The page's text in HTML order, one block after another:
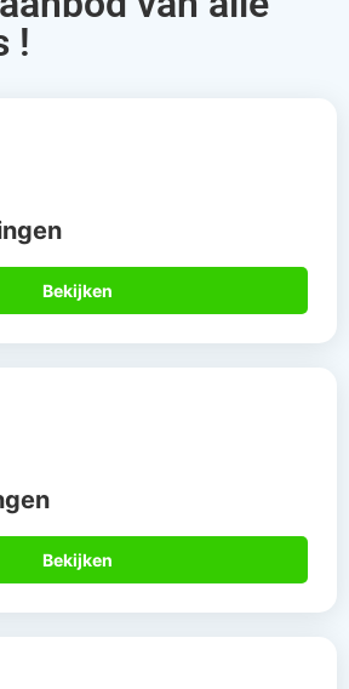
!
Bekijken
Bekijken